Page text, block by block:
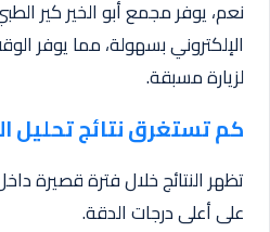
نعم، يوفر مجمع أبو الخير كير
الإلكتروني بسهولة، مما يوفر
لزيارة مسبقة.
كم تستغرق نتائج تحليل
تظهر النتائج خلال فترة قصيرة
على أعلى درجات الدقة.